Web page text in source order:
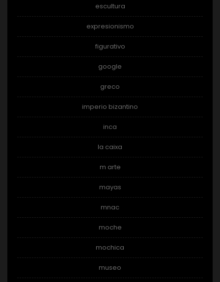
escultura
expresionismo
figurativo
google
greco
imperio bizantino
inca
la caixa
m arte
mayas
mnac
moche
mochica
museo